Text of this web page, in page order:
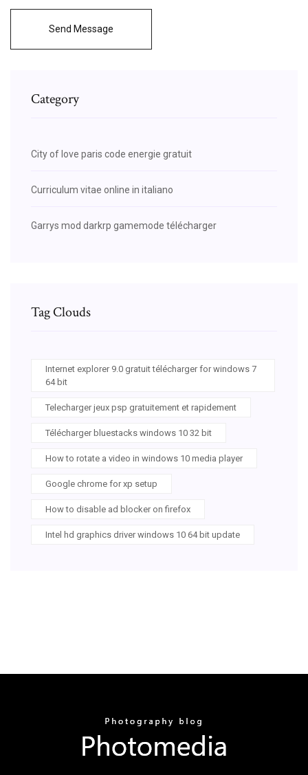
Send Message
Category
City of love paris code energie gratuit
Curriculum vitae online in italiano
Garrys mod darkrp gamemode télécharger
Tag Clouds
Internet explorer 9.0 gratuit télécharger for windows 7
64 bit
Telecharger jeux psp gratuitement et rapidement
Télécharger bluestacks windows 10 32 bit
How to rotate a video in windows 10 media player
Google chrome for xp setup
How to disable ad blocker on firefox
Intel hd graphics driver windows 10 64 bit update